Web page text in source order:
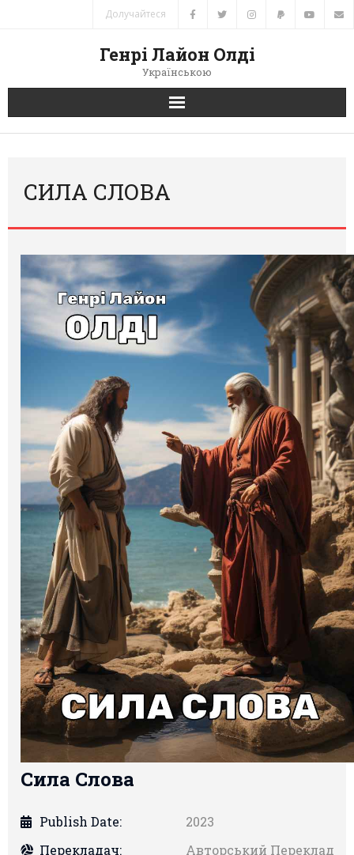
Долучайтеся
Генрі Лайон Олді
Українською
Головна
Книги
Переклади
Зв’язок
Світ Олді
СИЛА СЛОВА
Сила Слова
Publish Date:
2023
Перекладач:
Авторський Переклад